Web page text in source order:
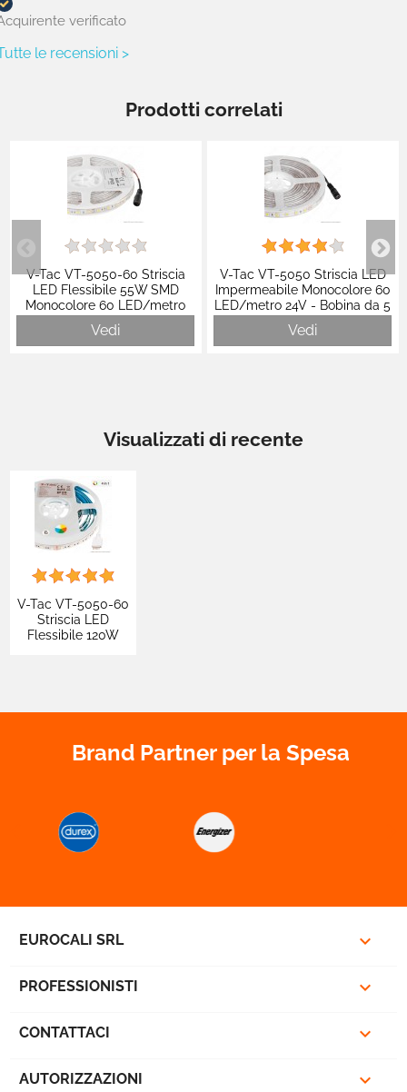
verificato
le recensioni >
Prodotti correlati
V-Tac VT-5050-60 Striscia
LED Flessibile 55W SMD
Monocolore 60 LED/metro
IP65 12V - Bobina 5m - SKU
212149 / 212150 / 212148
Vedi
V-Tac VT-5050 Striscia LED
Impermeabile Monocolore 60
LED/metro 24V - Bobina da 5
metri - SKU 2562 / 2563 /
2564
Vedi
Visualizzati di recente
V-Tac VT-5050-60
Striscia LED
Flessibile 120W
- SKU 2895
Brand Partner per la Spesa
EUROCALI SRL 
PROFESSIONISTI 
CONTATTACI 
AUTORIZZAZIONI 